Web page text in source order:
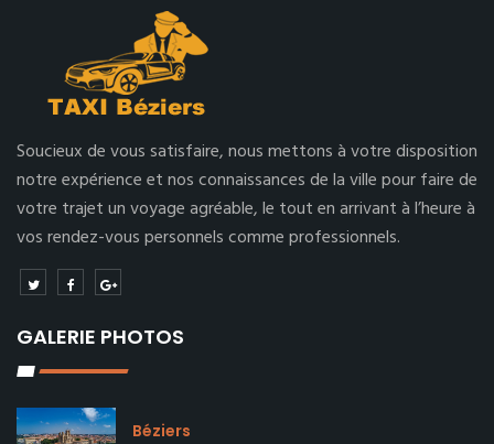
Soucieux de vous satisfaire, nous mettons à votre disposition
notre expérience et nos connaissances de la ville pour faire de
votre trajet un voyage agréable, le tout en arrivant à l’heure à
vos rendez-vous personnels comme professionnels.
GALERIE PHOTOS
Béziers